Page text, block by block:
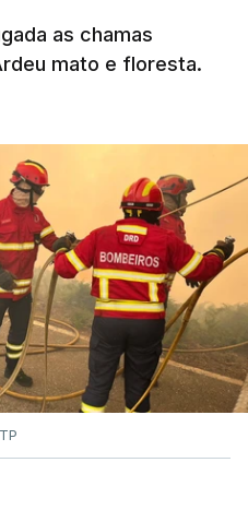
NESTE
estimam que vai levar
o fogo. Mais de
no terreno no combate
as chamas
mato e floresta.